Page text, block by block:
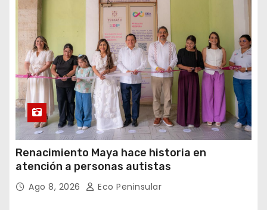
Renacimiento Maya hace historia en
atención a personas autistas
Ago 8, 2026 Eco Peninsular